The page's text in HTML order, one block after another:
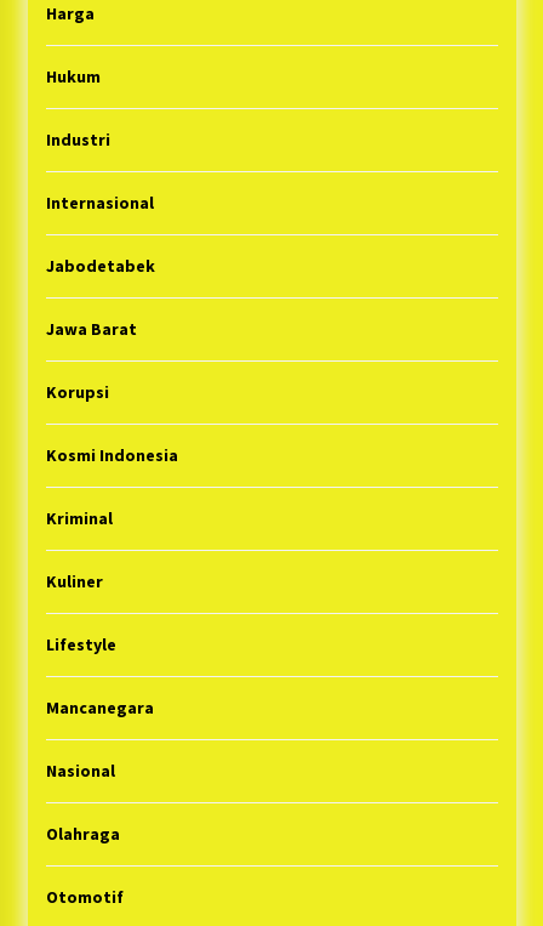
Harga
Hukum
Industri
Internasional
Jabodetabek
Jawa Barat
Korupsi
Kosmi Indonesia
Kriminal
Kuliner
Lifestyle
Mancanegara
Nasional
Olahraga
Otomotif